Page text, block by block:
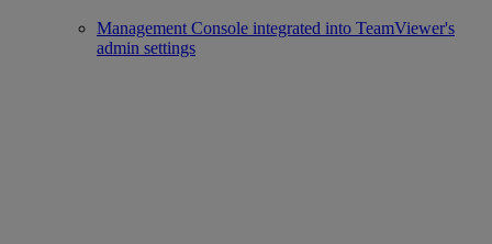
Management Console integrated into TeamViewer's
admin settings